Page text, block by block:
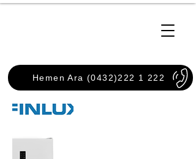
Hemen Ara (0432)222 1 222